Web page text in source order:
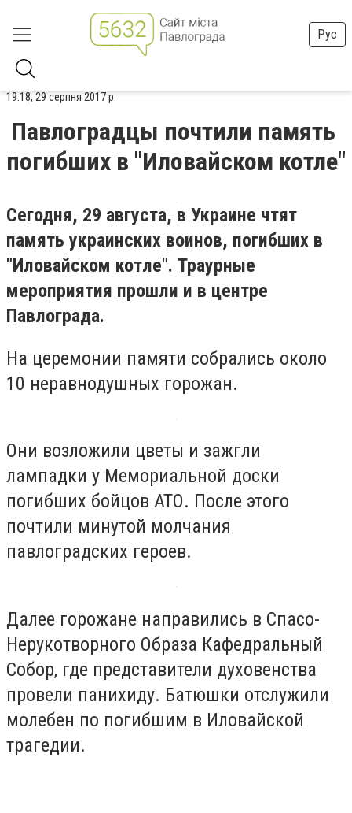
Рус
19:18, 29 серпня 2017 р.
Павлоградцы почтили память
погибших в "Иловайском котле"
Сегодня, 29 августа, в Украине чтят
память украинских воинов, погибших в
"Иловайском котле". Траурные
мероприятия прошли и в центре
Павлограда.
На церемонии памяти собрались около
10 неравнодушных горожан.
Они возложили цветы и зажгли
лампадки у Мемориальной доски
погибших бойцов АТО. После этого
почтили минутой молчания
павлоградских героев.
Далее горожане направились в Спасо-
Нерукотворного Образа Кафедральный
Собор, где представители духовенства
провели панихиду. Батюшки отслужили
молебен по погибшим в Иловайской
трагедии.